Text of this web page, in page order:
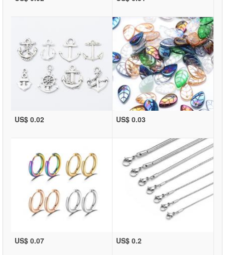
US$ 0.02 US$ 0.03
US$ 0.07 US$ 0.2